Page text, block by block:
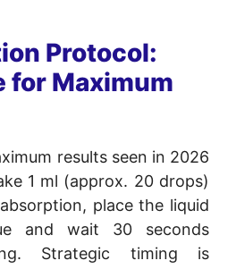
Protocol:
for Maximum
results seen in 2026
1 ml (approx. 20 drops)
place the liquid
and wait 30 seconds
Strategic timing is